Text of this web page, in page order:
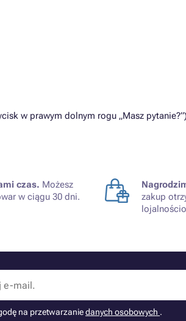
w prawym dolnym rogu „Masz
czas. Możesz
w ciągu 30 dni.
zakup
na przetwarzaniedanych osobowych .